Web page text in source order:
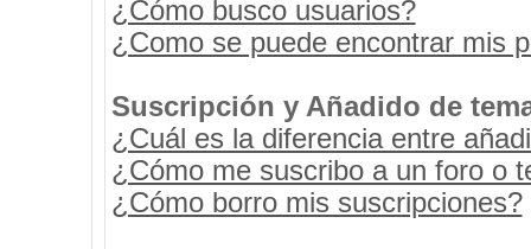
¿Cómo busco usuarios?
¿Como se puede encontrar mis
Suscripción y Añadido de
¿Cuál es la diferencia entre
¿Cómo me suscribo a un foro o
¿Cómo borro mis suscripciones?